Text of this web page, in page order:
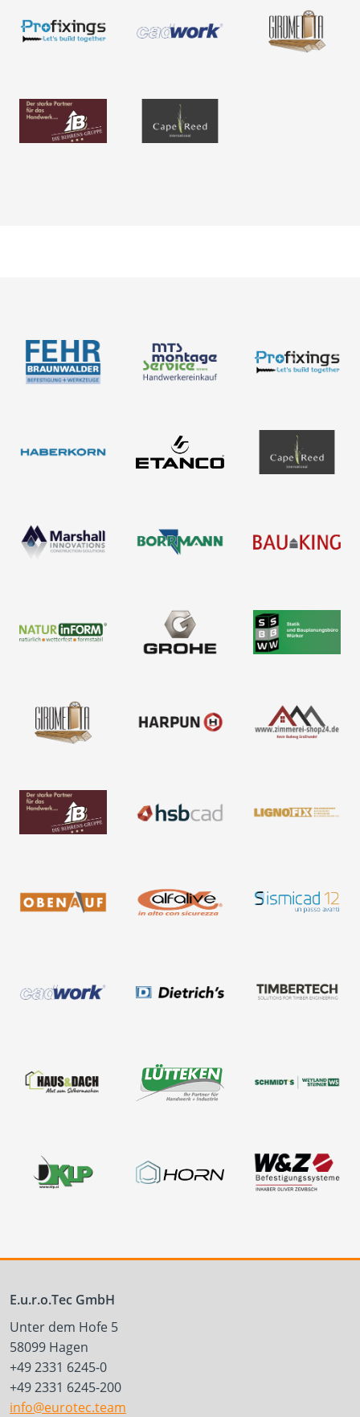
E.u.r.o.Tec GmbH
Unter dem Hofe 5
58099 Hagen
+49 2331 6245-0
+49 2331 6245-200
info@eurotec.team